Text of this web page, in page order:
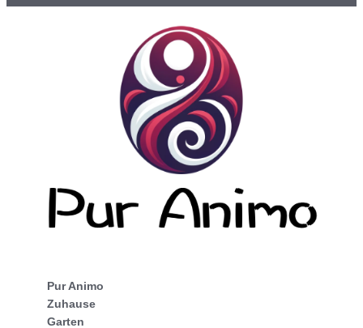
Pur Animo
Zuhause
Garten